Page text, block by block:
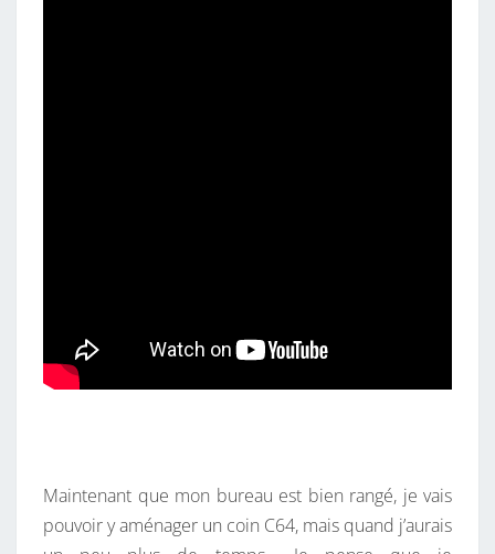
Maintenant que mon bureau est bien rangé, je vais
pouvoir y aménager un coin C64, mais quand j’aurais